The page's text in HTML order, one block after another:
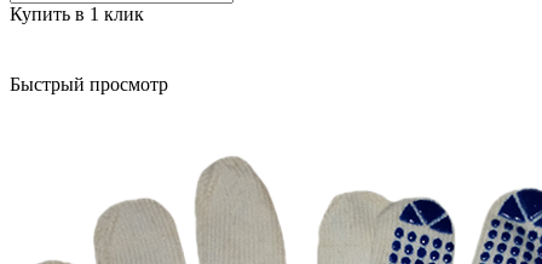
Купить в 1 клик
Быстрый просмотр